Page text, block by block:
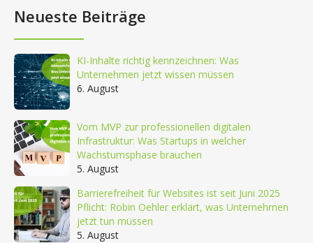
Neueste Beiträge
KI-Inhalte richtig kennzeichnen: Was
Unternehmen jetzt wissen müssen
6. August
Vom MVP zur professionellen digitalen
Infrastruktur: Was Startups in welcher
Wachstumsphase brauchen
5. August
Barrierefreiheit für Websites ist seit Juni 2025
Pflicht: Robin Oehler erklärt, was Unternehmen
jetzt tun müssen
5. August